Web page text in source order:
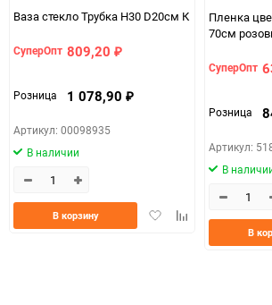
Ваза стекло Трубка H30 D20см К
СуперОпт 809,20 ₽
Розница 1 078,90 ₽
Артикул: 00098935
В наличии
ДобавитьДобавить
сравнению
В корзину
Пленка
70см
СуперОпт
Розница
Артикул:
В
В